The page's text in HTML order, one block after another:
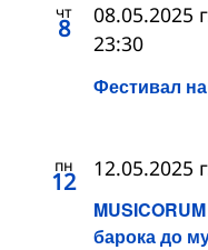
чт
8
Фестивал
08.05.2025
23:30
пн
12
барока до
12.05.2025